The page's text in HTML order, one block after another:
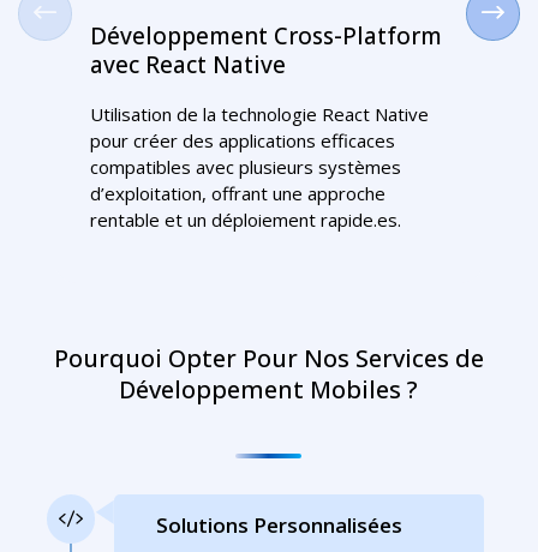
Développement Cross-Platform
avec React Native
Utilisation de la technologie React Native
pour créer des applications efficaces
compatibles avec plusieurs systèmes
d’exploitation, offrant une approche
rentable et un déploiement rapide.es.
Pourquoi Opter Pour Nos Services de
Développement Mobiles ?
Solutions Personnalisées
